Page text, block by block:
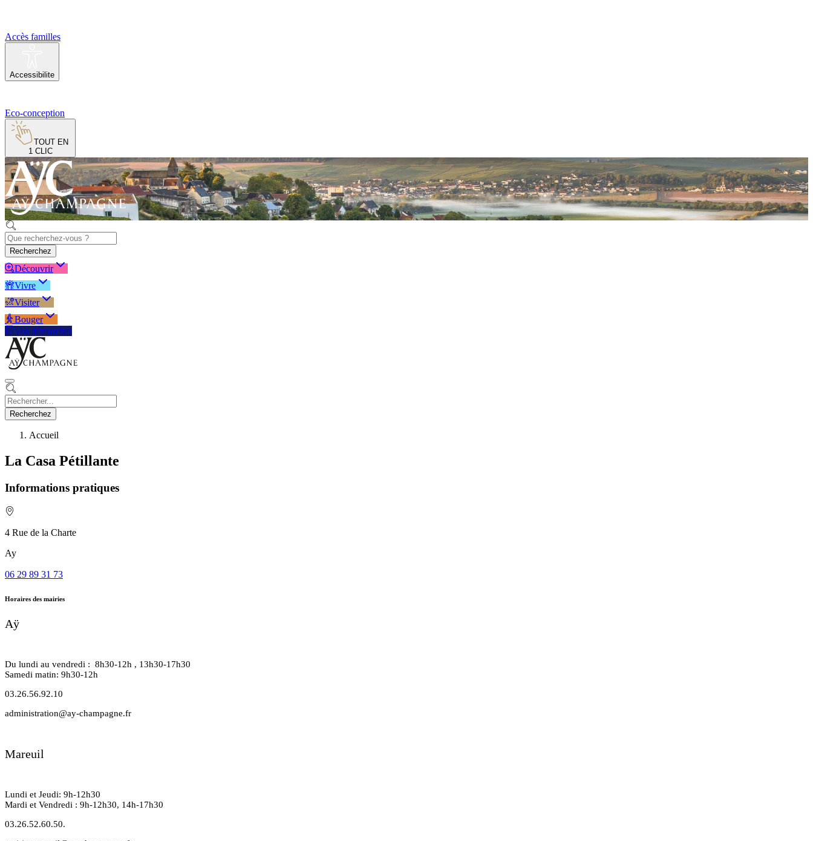
Accès familles
Accessibilite
Eco-conception
TOUT EN
1 CLIC
Recherchez
Découvrir
Vivre
Visiter
Bouger
Vos démarches
Recherchez
Accueil
La Casa Pétillante
Informations pratiques
4 Rue de la Charte
Ay
06 29 89 31 73
Horaires des mairies
Aÿ
Du lundi au vendredi : 8h30-12h , 13h30-17h30
Samedi matin: 9h30-12h
03.26.56.92.10
administration@ay-champagne.fr
Mareuil
Lundi et Jeudi: 9h-12h30
Mardi et Vendredi : 9h-12h30, 14h-17h30
03.26.52.60.50.